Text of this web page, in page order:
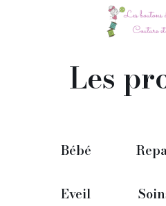
Les
Bébé
Eveil